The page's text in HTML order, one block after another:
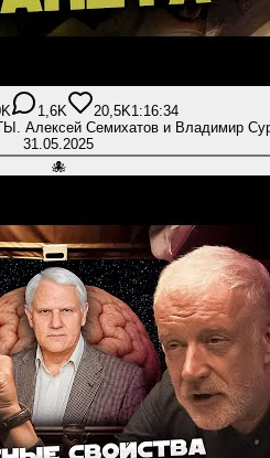
1,6K 20,5K1:16:34
Семихатов и Владимир
31.05.2025
🐙